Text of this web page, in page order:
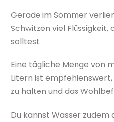
Gerade im Sommer
Schwitzen viel Flüssigkeit,
solltest.
Eine tägliche Menge von
Litern ist
zu halten und das
Du kannst Wasser